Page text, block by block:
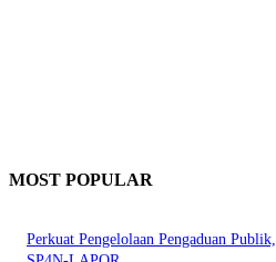
MOST POPULAR
Perkuat Pengelolaan Pengaduan